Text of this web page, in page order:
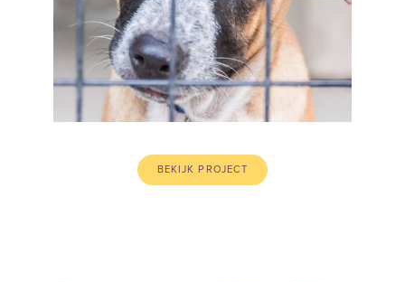
BEKIJK PROJECT